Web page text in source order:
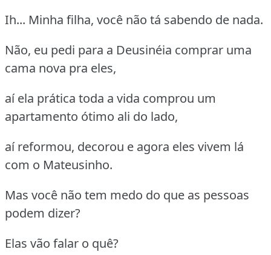
Ih... Minha filha, você não tá sabendo de nada.
Não, eu pedi para a Deusinéia comprar uma
cama nova pra eles,
aí ela prática toda a vida comprou um
apartamento ótimo ali do lado,
aí reformou, decorou e agora eles vivem lá
com o Mateusinho.
Mas você não tem medo do que as pessoas
podem dizer?
Elas vão falar o quê?